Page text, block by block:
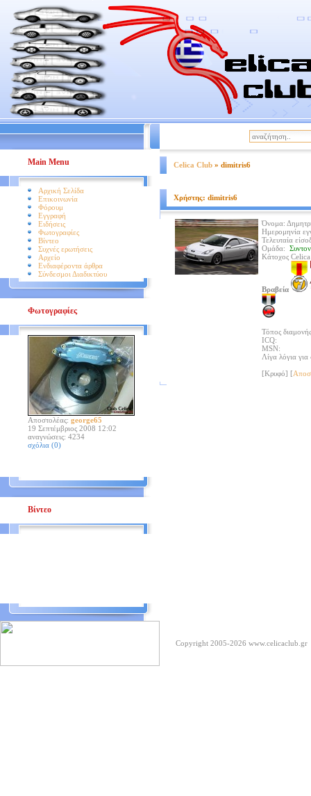
Main Menu
Αρχική Σελίδα
Επικοινωνία
Φόρουμ
Εγγραφή
Ειδήσεις
Φωτογραφίες
Βίντεο
Συχνές ερωτήσεις
Αρχείο
Ενδιαφέροντα άρθρα
Σύνδεσμοι Διαδικτύου
Φωτογραφίες
Αποστολέας: george65
19 Σεπτέμβριος 2008 12:02
αναγνώσεις: 4234
σχόλια (0)
Βίντεο
Celica Club » dimitris6
Χρήστης: dimitris6
Όνομα:
Ημερομηνία
Τελευταία
Ομάδα:
Κάτοχος
Βραβεία
Τόπος
ICQ:
MSN:
Λίγα λόγια για
[Κρυφό] [
Copyright 2005-2026 www.celicaclub.gr